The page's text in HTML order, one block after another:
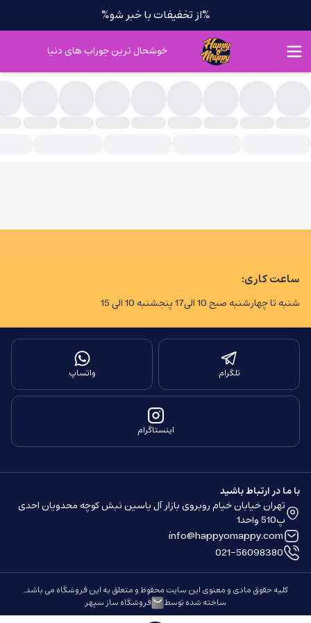
%از تخفیفات با خبر شو%
خوشحال ترین جوراب های دنیا
ساعت کاری:
شنبه تا چهارشنبه صبح 10 الی17 پنجشنبه 10 الی 15
تلگرام واتساپ
اینستاگرام
با ما در ارتباط باشید
تهران خیابان خیام روبروی بازار آل یاسین نبش کوچه محدویان احدی
پ510 واحد1
info@happyomappy.com
021-56098380
کلیه حقوق مادی و معنوی این سایت محفوظ و متعلق به این فروشگاه می باشد.
ساخته شده توسط
فروشگاه ساز سپهر